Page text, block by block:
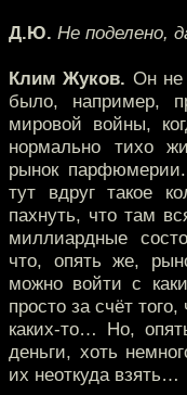
Д.Ю. Не поделено,
Клим Жуков. Он не
было, например,
мировой войны,
нормально тихо
рынок
тут вдруг такое
пахнуть, что там
миллиардные
что, опять же,
можно войти с
просто за счёт
каких-то… Но,
деньги, хоть
их неоткуда взять…